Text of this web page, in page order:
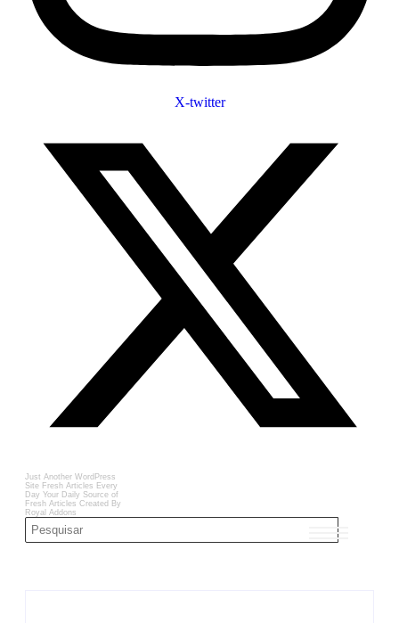
X-twitter
Just Another WordPress
Site Fresh Articles Every
Day Your Daily Source of
Fresh Articles Created By
Royal Addons